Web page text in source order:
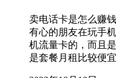
卖电话卡是怎么赚
有心的朋友在玩手
机流量卡的，而且
是套餐月租比较便